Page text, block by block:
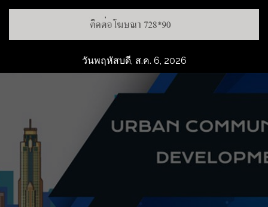
วันพฤหัสบดี, ส.ค. 6, 2026